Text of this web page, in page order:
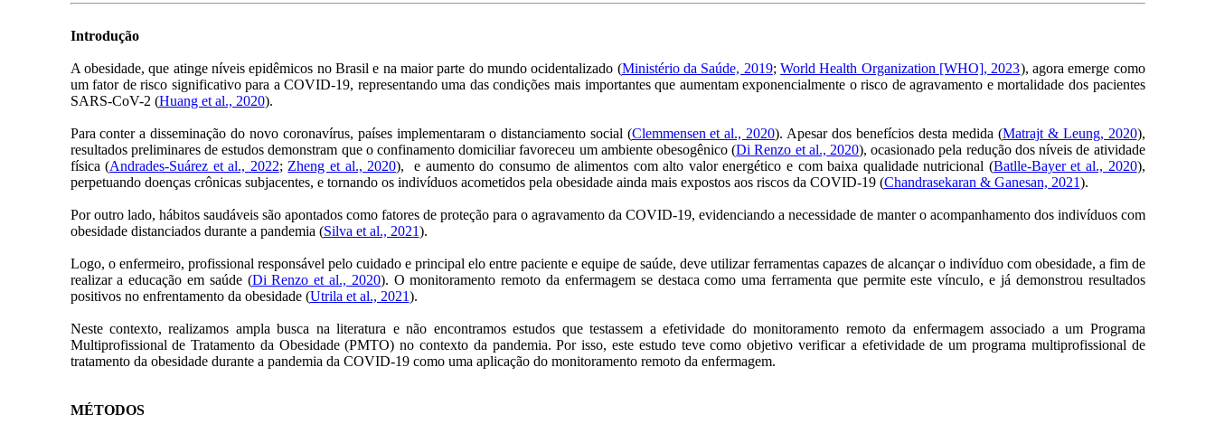
Introdução
A obesidade, que atinge níveis epidêmicos no Brasil e na maior parte do mundo ocidentalizado (Ministério da Saúde, 2019;World Health Organization [WHO], 2023), agora emerge como
um fator de risco significativo para a COVID-19, representando uma das condições mais importantes que aumentam exponencialmente o risco de agravamento e mortalidade dos pacientes
SARS-CoV-2 (Huang et al., 2020).
Para conter a disseminação do novo coronavírus, países implementaram o distanciamento social (Clemmensen et al., 2020). Apesar dos benefícios desta medida (Matrajt & Leung, 2020),
resultados preliminares de estudos demonstram que o confinamento domiciliar favoreceu um ambiente obesogênico (Di Renzo et al., 2020), ocasionado pela redução dos níveis de atividade
física (Andrades-Suárez et al., 2022; Zheng et al., 2020), e aumento do consumo de alimentos com alto valor energético e com baixa qualidade nutricional (Batlle-Bayer et al., 2020),
perpetuando doenças crônicas subjacentes, e tornando os indivíduos acometidos pela obesidade ainda mais expostos aos riscos da COVID-19 (Chandrasekaran & Ganesan, 2021).
Por outro lado, hábitos saudáveis são apontados como fatores de proteção para o agravamento da COVID-19, evidenciando a necessidade de manter o acompanhamento dos indivíduos com
obesidade distanciados durante a pandemia (Silva et al., 2021).
Logo, o enfermeiro, profissional responsável pelo cuidado e principal elo entre paciente e equipe de saúde, deve utilizar ferramentas capazes de alcançar o indivíduo com obesidade, a fim de
realizar a educação em saúde (Di Renzo et al., 2020). O monitoramento remoto da enfermagem se destaca como uma ferramenta que permite este vínculo, e já demonstrou resultados
positivos no enfrentamento da obesidade (Utrila et al., 2021).
Neste contexto, realizamos ampla busca na literatura e não encontramos estudos que testassem a efetividade do monitoramento remoto da enfermagem associado a um Programa
Multiprofissional de Tratamento da Obesidade (PMTO) no contexto da pandemia. Por isso, este estudo teve como objetivo verificar a efetividade de um programa multiprofissional de
tratamento da obesidade durante a pandemia da COVID-19 como uma aplicação do monitoramento remoto da enfermagem.
MÉTODOS